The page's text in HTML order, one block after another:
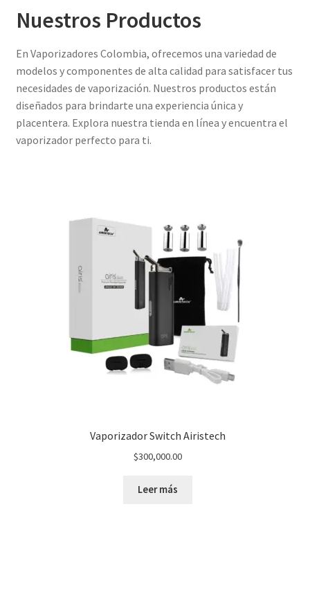
Nuestros Productos
En Vaporizadores Colombia, ofrecemos una variedad de
modelos y componentes de alta calidad para satisfacer tus
necesidades de vaporización. Nuestros productos están
diseñados para brindarte una experiencia única y
placentera. Explora nuestra tienda en línea y encuentra el
vaporizador perfecto para ti.
Vaporizador Switch Airistech
$300,000.00
Leer más